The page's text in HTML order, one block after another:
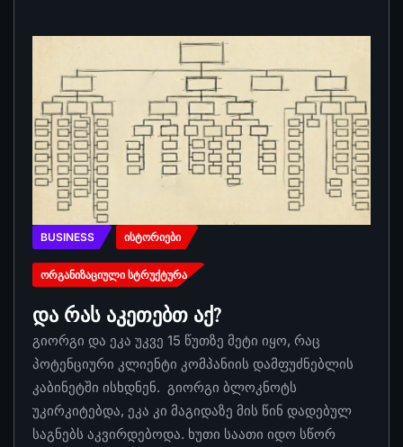
BUSINESS ᲘᲡᲢᲝᲠᲘᲔᲑᲘ
ᲝᲠᲒᲐᲜᲘᲖᲐᲪᲘᲣᲚᲘ ᲡᲢᲠᲣᲥᲢᲣᲠᲐ
და რას აკეთებთ აქ?
გიორგი და ეკა უკვე 15 წუთზე მეტი იყო, რაც
პოტენციური კლიენტი კომპანიის დამფუძნებლის
კაბინეტში ისხდნენ. გიორგი ბლოკნოტს
უკირკიტებდა, ეკა კი მაგიდაზე მის წინ დადებულ
საგნებს აკვირდებოდა. ხუთი საათი იდო სწორ